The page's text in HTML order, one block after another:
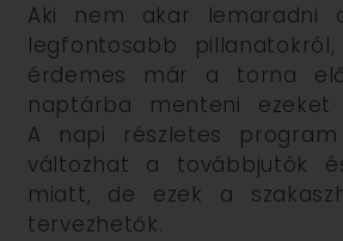
Aki nem akar lemaradni
legfontosabb
érdemes már a torna
naptárba menteni
A napi részletes
változhat a továbbjutók
miatt, de ezek a
tervezhetők.